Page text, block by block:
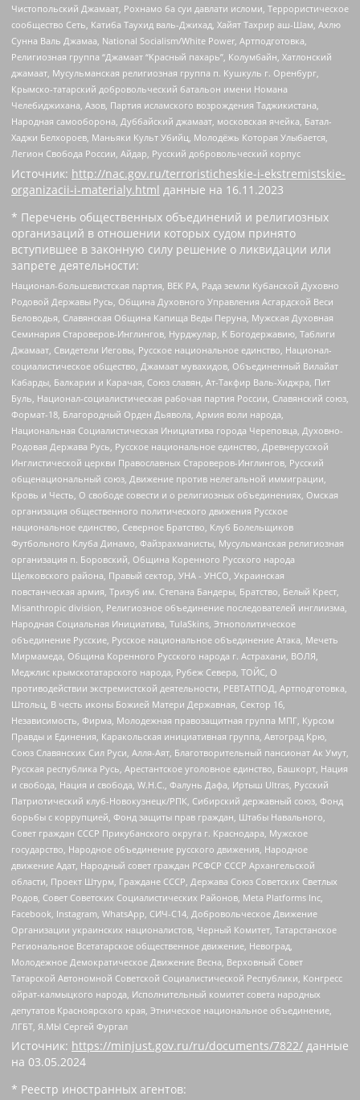
Чистопольский Джамаат, Рохнамо ба суи давлати исломи, Террористическое
сообщество Сеть, Катиба Таухид валь-Джихад, Хайят Тахрир аш-Шам, Ахлю
Сунна Валь Джамаа, National Socialism/White Power, Артподготовка,
Религиозная группа “Джамаат “Красный пахарь”, Колумбайн, Хатлонский
джамаат, Мусульманская религиозная группа п. Кушкуль г. Оренбург,
Крымско-татарский добровольческий батальон имени Номана
Челебиджихана, Азов, Партия исламского возрождения Таджикистана,
Народная самооборона, Дуббайский джамаат, московская ячейка, Батал-
Хаджи Белхороев, Маньяки Культ Убийц, Молодёжь Которая Улыбается,
Легион Свобода России, Айдар, Русский добровольческий корпус
Источник: http://nac.gov.ru/terroristicheskie-i-ekstremistskie-
organizacii-i-materialy.html данные на 16.11.2023
* Перечень общественных объединений и религиозных
организаций в отношении которых судом принято
вступившее в законную силу решение о ликвидации или
запрете деятельности:
Национал-большевистская партия, ВЕК РА, Рада земли Кубанской Духовно
Родовой Державы Русь, Община Духовного Управления Асгардской Веси
Беловодья, Славянская Община Капища Веды Перуна, Мужская Духовная
Семинария Староверов-Инглингов, Нурджулар, К Богодержавию, Таблиги
Джамаат, Свидетели Иеговы, Русское национальное единство, Национал-
социалистическое общество, Джамаат мувахидов, Объединенный Вилайат
Кабарды, Балкарии и Карачая, Союз славян, Ат-Такфир Валь-Хиджра, Пит
Буль, Национал-социалистическая рабочая партия России, Славянский союз,
Формат-18, Благородный Орден Дьявола, Армия воли народа,
Национальная Социалистическая Инициатива города Череповца, Духовно-
Родовая Держава Русь, Русское национальное единство, Древнерусской
Инглистической церкви Православных Староверов-Инглингов, Русский
общенациональный союз, Движение против нелегальной иммиграции,
Кровь и Честь, О свободе совести и о религиозных объединениях, Омская
организация общественного политического движения Русское
национальное единство, Северное Братство, Клуб Болельщиков
Футбольного Клуба Динамо, Файзрахманисты, Мусульманская религиозная
организация п. Боровский, Община Коренного Русского народа
Щелковского района, Правый сектор, УНА - УНСО, Украинская
повстанческая армия, Тризуб им. Степана Бандеры, Братство, Белый Крест,
Misanthropic division, Религиозное объединение последователей инглиизма,
Народная Социальная Инициатива, TulaSkins, Этнополитическое
объединение Русские, Русское национальное объединение Атака, Мечеть
Мирмамеда, Община Коренного Русского народа г. Астрахани, ВОЛЯ,
Меджлис крымскотатарского народа, Рубеж Севера, ТОЙС, О
противодействии экстремистской деятельности, РЕВТАТПОД, Артподготовка,
Штольц, В честь иконы Божией Матери Державная, Сектор 16,
Независимость, Фирма, Молодежная правозащитная группа МПГ, Курсом
Правды и Единения, Каракольская инициативная группа, Автоград Крю,
Союз Славянских Сил Руси, Алля-Аят, Благотворительный пансионат Ак Умут,
Русская республика Русь, Арестантское уголовное единство, Башкорт, Нация
и свобода, Нация и свобода, W.H.С., Фалунь Дафа, Иртыш Ultras, Русский
Патриотический клуб-Новокузнецк/РПК, Сибирский державный союз, Фонд
борьбы с коррупцией, Фонд защиты прав граждан, Штабы Навального,
Совет граждан СССР Прикубанского округа г. Краснодара, Мужское
государство, Народное объединение русского движения, Народное
движение Адат, Народный совет граждан РСФСР СССР Архангельской
области, Проект Штурм, Граждане СССР, Держава Союз Советских Светлых
Родов, Совет Советских Социалистических Районов, Meta Platforms Inc,
Facebook, Instagram, WhatsApp, СИЧ-С14, Добровольческое Движение
Организации украинских националистов, Черный Комитет, Татарстанское
Региональное Всетатарское общественное движение, Невоград,
Молодежное Демократическое Движение Весна, Верховный Совет
Татарской Автономной Советской Социалистической Республики, Конгресс
ойрат-калмыцкого народа, Исполнительный комитет совета народных
депутатов Красноярского края, Этническое национальное объединение,
ЛГБТ, Я.МЫ Сергей Фургал
Источник: https://minjust.gov.ru/ru/documents/7822/ данные
на 03.05.2024
* Реестр иностранных агентов: